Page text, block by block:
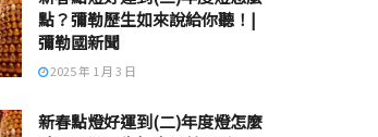
點？彌勒歷生如來說給你聽！|
彌勒國新聞
2025 年 1 月 3 日
新春點燈好運到(二)年度燈怎麼